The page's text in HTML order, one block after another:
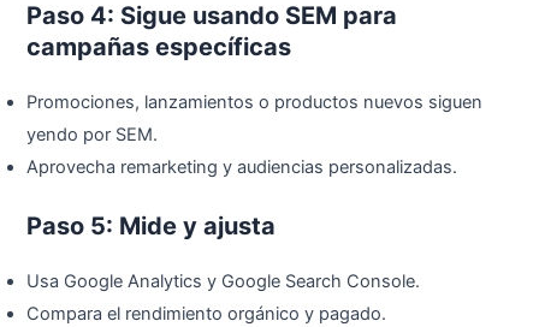
Paso 4: Sigue usando SEM para
campañas específicas
Promociones, lanzamientos o productos nuevos siguen
yendo por SEM.
Aprovecha remarketing y audiencias personalizadas.
Paso 5: Mide y ajusta
Usa Google Analytics y Google Search Console.
Compara el rendimiento orgánico y pagado.